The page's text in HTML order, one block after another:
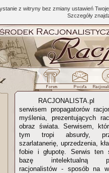
z witryny bez zmiany ustawień
Szczegóły
serwisem propagatorów
myślenia, prezentujących
obraz świata. Serwisem,
tym tropi absurdy,
szarlatanerię, uprzedzenia,
fobie i głupotę. Serwis ten
bazę intelektualną
racjonalistów - sposób na